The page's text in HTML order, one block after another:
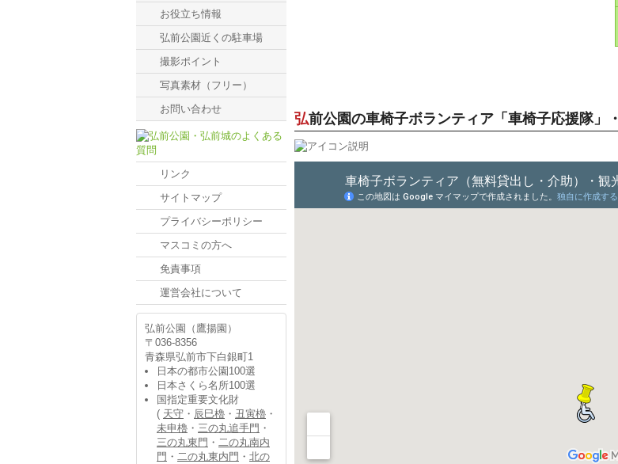
弘前公園の車椅子ボランティア「車椅子応援隊
お役立ち情報
弘前公園近くの駐車場
撮影ポイント
写真素材（フリー）
お問い合わせ
リンク
サイトマップ
プライバシーポリシー
マスコミの方へ
免責事項
運営会社について
弘前公園（鷹揚園）
〒036-8356
青森県弘前市下白銀町1
日本の都市公園100選
日本さくら名所100選
国指定重要文化財
( 天守 ・ 辰巳櫓 ・ 丑寅櫓 ・
未申櫓 ・ 三の丸追手門 ・
三の丸東門 ・ 二の丸南内
門 ・ 二の丸東内門 ・ 北の